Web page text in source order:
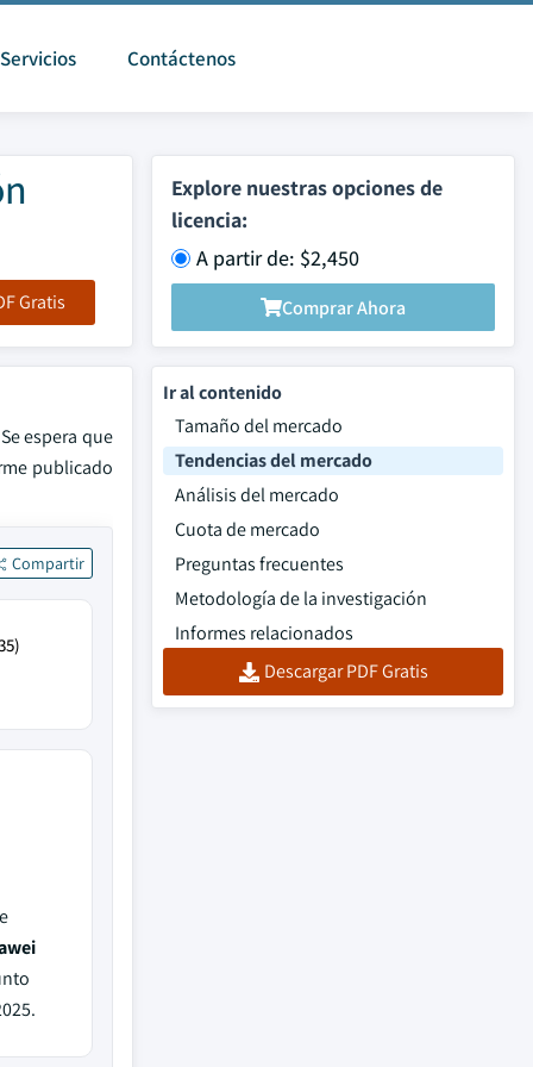
Contáctenos
Gratis
Explore nuestras opciones de
licencia:
A partir de: $2,450
Comprar Ahora
espera que
publicado
Compartir
Ir al contenido
Tamaño del mercado
Tendencias del mercado
Análisis del mercado
Cuota de mercado
Preguntas frecuentes
Metodología de la investigación
Informes relacionados
Descargar PDF Gratis